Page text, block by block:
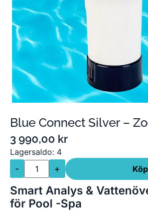
Blue Connect Silver –
3 990,00 kr
Lagersaldo: 4
- + Köp
Smart Analys &
för Pool -Spa